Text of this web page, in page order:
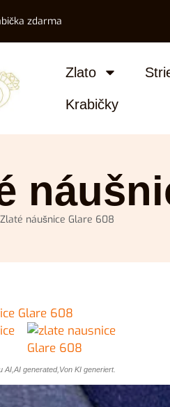
zdarma
Zlato
Krabičky
Zlaté náušnice Glare 608
AI,AI generated,Von KI generiert.